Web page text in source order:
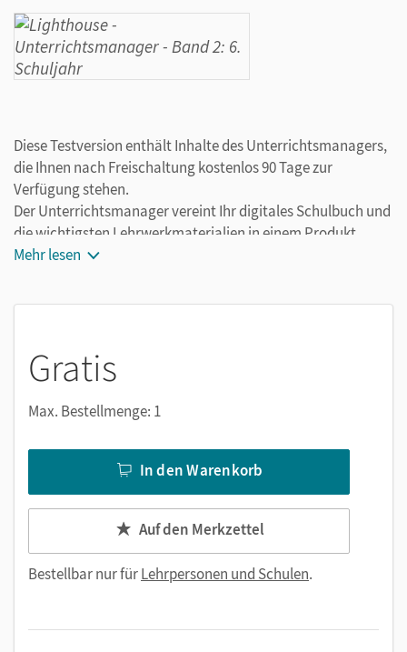
Diese Testversion enthält Inhalte des Unterrichtsmanagers,
die Ihnen nach Freischaltung kostenlos 90 Tage zur
Verfügung stehen.
Der Unterrichtsmanager vereint Ihr digitales Schulbuch und
die wichtigsten Lehrwerkmaterialien in einem Produkt.
Ergänzt um hilfreiche Planungstools, vereinfacht er Ihre
Mehr lesen
Gratis
Max. Bestellmenge: 1
In den Warenkorb
Auf den Merkzettel
Bestellbar nur fürLehrpersonen und Schulen.